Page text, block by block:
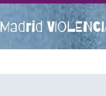
Madrid